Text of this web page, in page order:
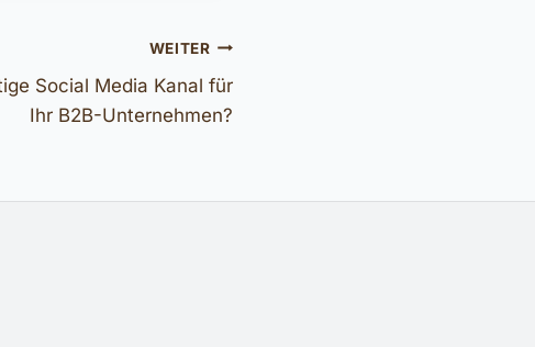
WEITER
Social Media Kanal für
Ihr B2B-Unternehmen?